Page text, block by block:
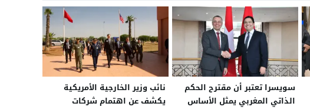
سويسرا تعتبر أن مقترح الحكم
الذاتي المغربي يمثل الأساس
نائب وزير الخارجية الأمريكية
يكشف عن اهتمام شركات